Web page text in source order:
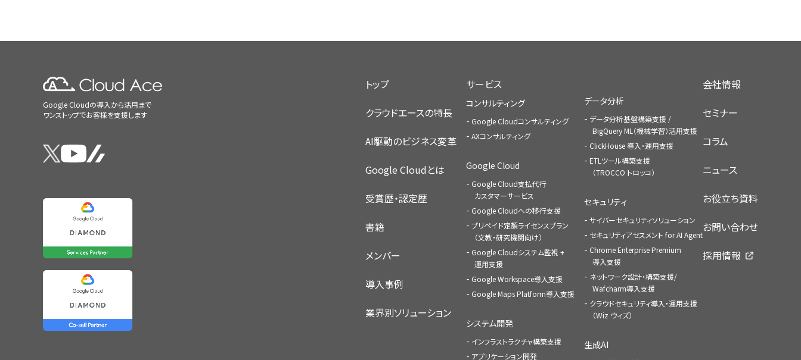
Google Cloudの導入から活用まで
ワンストップでお客様を支援します
トップ
クラウドエースの特長
AI駆動のビジネス変革
Google Cloudとは
受賞歴・認定歴
書籍
メンバー
導入事例
業界別ソリューション
サービス
コンサルティング
Google Cloudコンサルティング
AXコンサルティング
Google Cloud
Google Cloud支払代行
カスタマーサービス
Google Cloudへの移行支援
プリペイド定額ライセンスプラン
（文教・研究機関向け）
Google Cloudシステム監視 +
運用支援
Google Workspace導入支援
Google Maps Platform導入支援
システム開発
インフラストラクチャ構築支援
アプリケーション開発
データ分析
データ分析基盤構築支援 /
BigQuery ML（機械学習）活用支援
ClickHouse 導入・運用支援
ETLツール構築支援
（TROCCO トロッコ）
セキュリティ
サイバーセキュリティソリューション
セキュリティアセスメント for AI Agent
Chrome Enterprise Premium
導入支援
ネットワーク設計・構築支援/
Wafcharm導入支援
クラウドセキュリティ導入・運用支援
（Wiz ウィズ）
生成AI
会社情報
セミナー
コラム
ニュース
お役立ち資料
お問い合わせ
採用情報